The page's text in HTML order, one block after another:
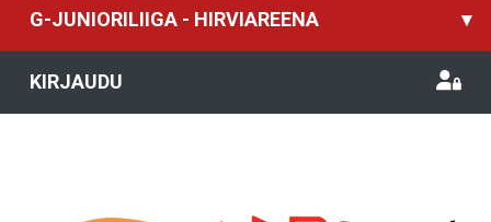
G-JUNIORILIIGA - HIRVIAREENA ▾
KIRJAUDU